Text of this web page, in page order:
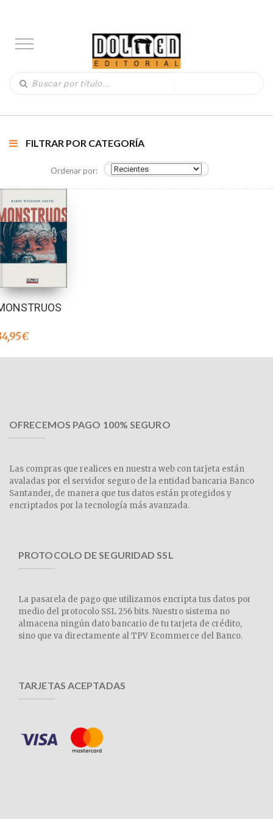
FILTRAR POR CATEGORÍA
Ordenar por:
€
OFRECEMOS PAGO 100% SEGURO
Las compras que realices en nuestra web con tarjeta están
avaladas por el servidor seguro de la entidad bancaria Banco
Santander, de manera que tus datos están protegidos y
encriptados por la tecnología más avanzada.
PROTOCOLO DE SEGURIDAD SSL
La pasarela de pago que utilizamos encripta tus datos por
medio del protocolo SSL 256 bits. Nuestro sistema no
almacena ningún dato bancario de tu tarjeta de crédito,
sino que va directamente al TPV Ecommerce del Banco.
TARJETAS ACEPTADAS